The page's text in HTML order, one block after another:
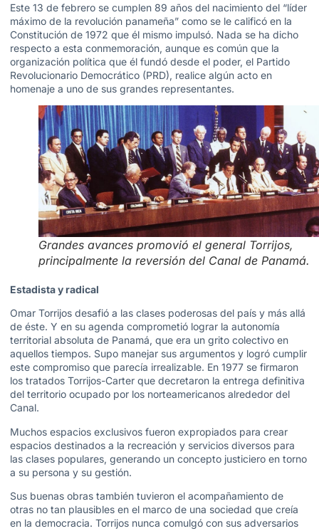
Este 13 de febrero se cumplen 89 años del nacimiento del “líder
máximo de la revolución panameña” como se le calificó en la
Constitución de 1972 que él mismo impulsó. Nada se ha dicho
respecto a esta conmemoración, aunque es común que la
organización política que él fundó desde el poder, el Partido
Revolucionario Democrático (PRD), realice algún acto en
homenaje a uno de sus grandes representantes.
Grandes avances promovió el general Torrijos,
principalmente la reversión del Canal de Panamá.
Estadista y radical
Omar Torrijos desafió a las clases poderosas del país y más allá
de éste. Y en su agenda comprometió lograr la autonomía
territorial absoluta de Panamá, que era un grito colectivo en
aquellos tiempos. Supo manejar sus argumentos y logró cumplir
este compromiso que parecía irrealizable. En 1977 se firmaron
los tratados Torrijos-Carter que decretaron la entrega definitiva
del territorio ocupado por los norteamericanos alrededor del
Canal.
Muchos espacios exclusivos fueron expropiados para crear
espacios destinados a la recreación y servicios diversos para
las clases populares, generando un concepto justiciero en torno
a su persona y su gestión.
Sus buenas obras también tuvieron el acompañamiento de
otras no tan plausibles en el marco de una sociedad que creía
en la democracia. Torrijos nunca comulgó con sus adversarios